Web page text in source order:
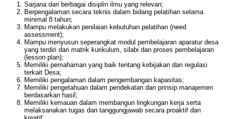
Sarjana dari berbagai disiplin ilmu yang relevan;
Berpengalaman secara teknis dalam bidang pelatihan selama
minimal 8 tahun;
Mampu melakukan penilaian kebutuhan pelatihan (need
assessment);
Mampu menyusun seperangkat modul pembelajaran aparatur desa
yang terdiri dari matrik kurikulum, silabi dan proses pembelajaran
(lesson plan);
Memiliki pemahaman yang baik tentang kebijakan dan regulasi
terkait Desa;
Memiliki pengalaman dalam pengembangan kapasitas;
Memiliki pengetahuan dalam pendekatan dan prinsip manajemen
berdasarkan hasil;
Memiliki kemauan dalam membangun lingkungan kerja serta
melaksanakan tugas dan tanggungjawab secara proaktif dan